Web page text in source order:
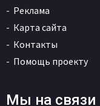
Реклама
Карта сайта
Контакты
Помощь проекту
Мы на связи